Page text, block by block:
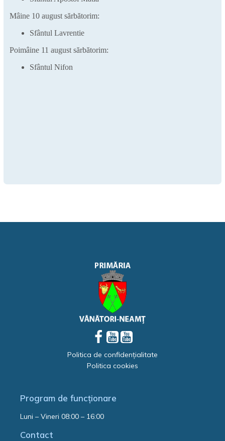
Politica de confidențialitate
Politica cookies
Program de funcționare
Luni – Vineri 08:00 – 16:00
Contact